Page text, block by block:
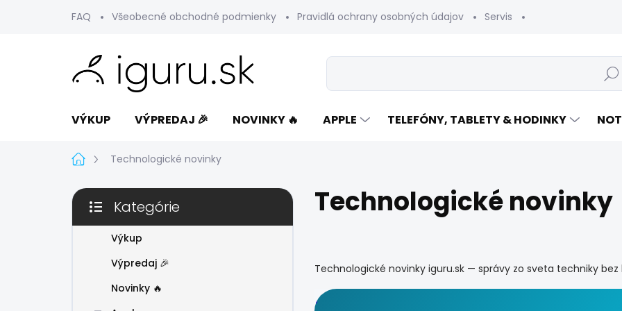
FAQ Všeobecné obchodné podmienky Pravidlá ochrany osobných údajov Servis
Hľadať
VÝKUP VÝPREDAJ 🎉 NOVINKY 🔥 APPLE TELEFÓNY, TABLETY & HODINKY
DomovTechnologické novinky
B
č
Preskočiť
kategórie
Kategórie
Výkup
Výpredaj 🎉
Novinky 🔥
Technologické novinky
Technologické novinky iguru.sk — správy zo sveta techniky bez